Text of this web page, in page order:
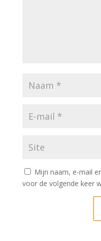
Mijn naam, e-mail
voor de volgende keer